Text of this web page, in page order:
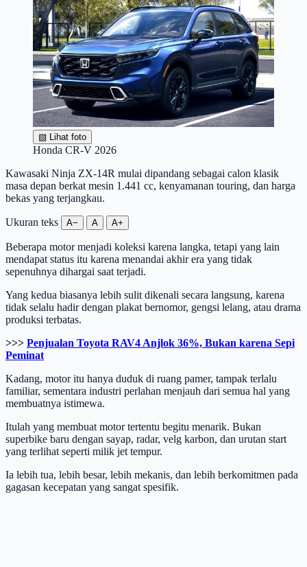
▧ Lihat foto
Honda CR-V 2026
Kawasaki Ninja ZX-14R mulai dipandang sebagai calon klasik
masa depan berkat mesin 1.441 cc, kenyamanan touring, dan harga
bekas yang terjangkau.
Ukuran teks A− A A+
Beberapa motor menjadi koleksi karena langka, tetapi yang lain
mendapat status itu karena menandai akhir era yang tidak
sepenuhnya dihargai saat terjadi.
Yang kedua biasanya lebih sulit dikenali secara langsung, karena
tidak selalu hadir dengan plakat bernomor, gengsi lelang, atau drama
produksi terbatas.
>>> Penjualan Toyota RAV4 Anjlok 36%, Bukan karena Sepi
Peminat
Kadang, motor itu hanya duduk di ruang pamer, tampak terlalu
familiar, sementara industri perlahan menjauh dari semua hal yang
membuatnya istimewa.
Itulah yang membuat motor tertentu begitu menarik. Bukan
superbike baru dengan sayap, radar, velg karbon, dan urutan start
yang terlihat seperti milik jet tempur.
Ia lebih tua, lebih besar, lebih mekanis, dan lebih berkomitmen pada
gagasan kecepatan yang sangat spesifik.